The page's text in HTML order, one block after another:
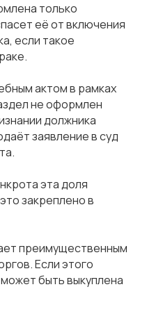
только
её от включения
если такое
актом в рамках
не оформлен
должника
заявление в суд
эта доля
закреплено в
преимущественным
Если этого
быть выкуплена